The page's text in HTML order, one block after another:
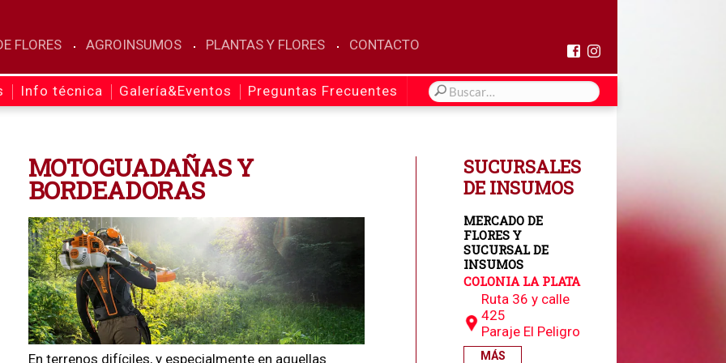
FLORES AGROINSUMOS PLANTAS Y FLORES CONTACTO
Info técnica Galería&Eventos Preguntas Frecuentes
MOTOGUADAÑAS Y
BORDEADORAS
En terrenos difíciles, y especialmente en aquellas
SUCURSALES
DE INSUMOS
MERCADO DE
FLORES Y
SUCURSAL DE
INSUMOS
COLONIA LA PLATA
Ruta 36 y calle
425
Paraje El Peligro
MÁS